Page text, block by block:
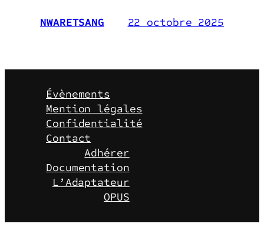
NWARETSANG 22 octobre 2025
Évènements
Mention légales
Confidentialité
Contact
Adhérer
Documentation
L’Adaptateur
OPUS